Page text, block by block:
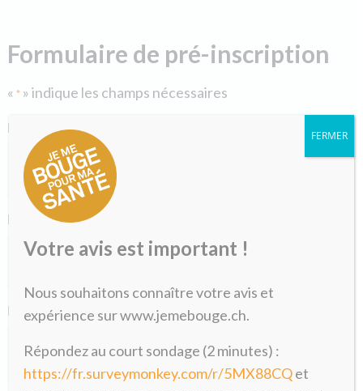
Formulaire de pré-inscription
« * » indique les champs nécessaires
Nom
Prénom*
E-mail*
Votre avis est important !
Nous souhaitons connaître votre avis et
expérience sur www.jemebouge.ch.
Répondez au court sondage (2 minutes) :
https://fr.surveymonkey.com/r/5MX88CQet
FERMER